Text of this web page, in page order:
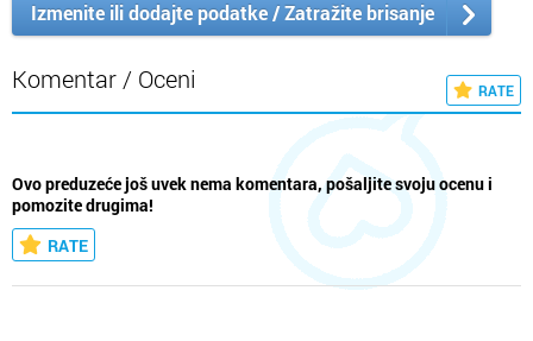
Izmenite ili dodajte podatke / Zatražite brisanje
Komentar / Oceni RATE
Ovo preduzeće još uvek nema komentara, pošaljite svoju ocenu i
pomozite drugima!
RATE